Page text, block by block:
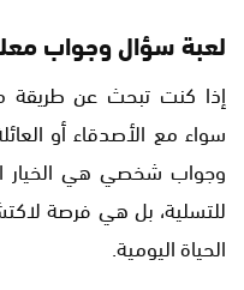
لعبة سؤال وجواب
إذا كنت تبحث عن طريقة
سواء مع الأصدقاء أو
وجواب شخصي هي الخيار
للتسلية، بل هي فرصة
الحياة اليومية.